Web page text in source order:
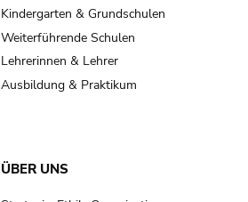
Kindergarten & Grundschulen
Weiterführende Schulen
Lehrerinnen & Lehrer
Ausbildung & Praktikum
ÜBER UNS